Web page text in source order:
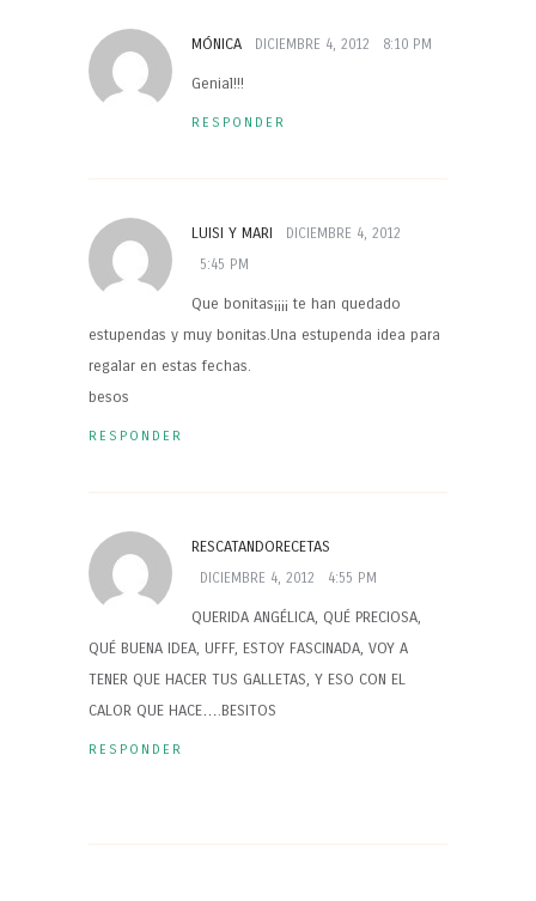
MÓNICA DICIEMBRE 4, 2012 8:10 PM
Genial!!!
RESPONDER
LUISI Y MARI
DICIEMBRE 4, 2012
5:45 PM
Que bonitas¡¡¡¡ te han quedado
estupendas y muy bonitas.Una estupenda idea para
regalar en estas fechas.
besos
RESPONDER
RESCATANDORECETAS
DICIEMBRE 4, 2012 4:55 PM
QUERIDA ANGÉLICA, QUÉ PRECIOSA,
QUÉ BUENA IDEA, UFFF, ESTOY FASCINADA, VOY A
TENER QUE HACER TUS GALLETAS, Y ESO CON EL
CALOR QUE HACE….BESITOS
RESPONDER